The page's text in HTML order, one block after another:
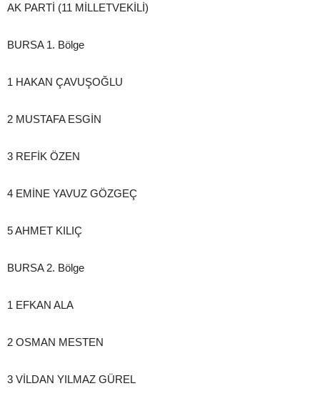
AK PARTİ (11 MİLLETVEKİLİ)
BURSA 1. Bölge
1 HAKAN ÇAVUŞOĞLU
2 MUSTAFA ESGİN
3 REFİK ÖZEN
4 EMİNE YAVUZ GÖZGEÇ
5 AHMET KILIÇ
BURSA 2. Bölge
1 EFKAN ALA
2 OSMAN MESTEN
3 VİLDAN YILMAZ GÜREL